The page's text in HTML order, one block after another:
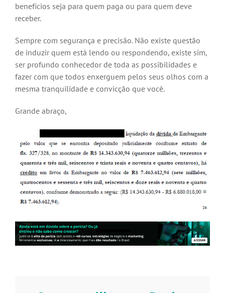
benefícios seja para quem paga ou para quem deve
receber.
Sempre com segurança e precisão. Não existe questão
de induzir quem está lendo ou respondendo, existe sim,
ser profundo conhecedor de toda as possibilidades e
fazer com que todos enxerguem pelos seus olhos com a
mesma tranquilidade e convicção que você.
Grande abraço,